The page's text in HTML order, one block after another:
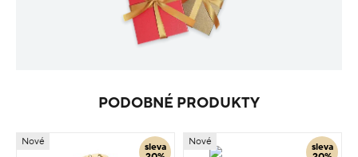
PODOBNÉ PRODUKTY
sleva
Nové
sleva
Nové